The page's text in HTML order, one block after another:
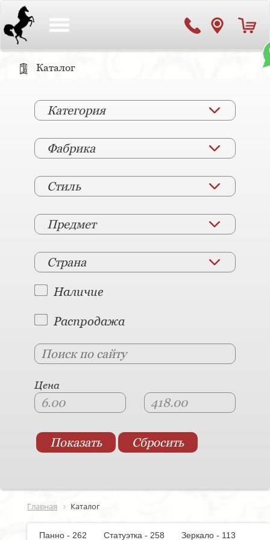
Каталог
Категория
Фабрика
Стиль
Предмет
Страна
Наличие
Распродажа
Цена
Главная Каталог
Панно - 262 Статуэтка - 258
Зеркало - 113